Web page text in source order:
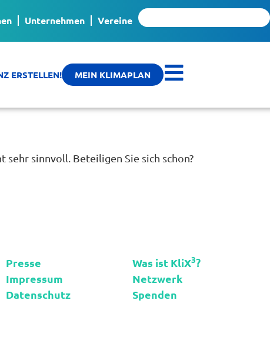
Unternehmen Vereine
ERSTELLEN! MEIN KLIMAPLAN
sinnvoll. Beteiligen Sie sich schon?
Presse
Impressum
Datenschutz
Was ist KliX3?
Netzwerk
Spenden